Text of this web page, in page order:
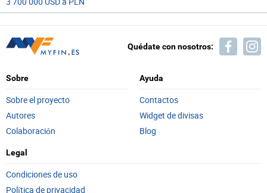
Quédate con nosotros:
Sobre
Sobre el proyecto
Autores
Colaboración
Ayuda
Contactos
Widget de divisas
Blog
Legal
Condiciones de uso
Política de privacidad